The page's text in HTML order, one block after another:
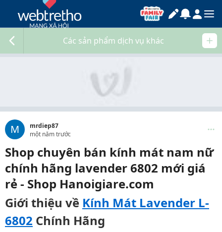
Các sản phẩm dịch vụ khác
M
mrdiep87
một năm trước
Shop chuyên bán kính mát nam nữ
chính hãng lavender 6802 mới giá
rẻ - Shop Hanoigiare.com
Giới thiệu về Kính Mát Lavender L-
6802 Chính Hãng